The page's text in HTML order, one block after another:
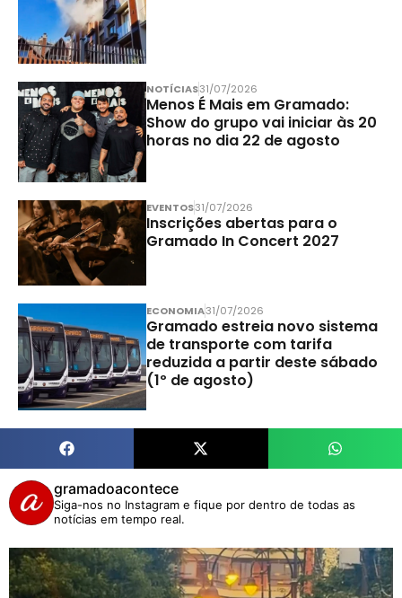
NOTÍCIAS31/07/2026
Menos É Mais em Gramado:
Show do grupo vai iniciar às 20
horas no dia 22 de agosto
EVENTOS31/07/2026
Inscrições abertas para o
Gramado In Concert 2027
ECONOMIA31/07/2026
Gramado estreia novo sistema
de transporte com tarifa
reduzida a partir deste sábado
(1º de agosto)
gramadoacontece
Siga-nos no Instagram e fique por dentro de todas as
notícias em tempo real.